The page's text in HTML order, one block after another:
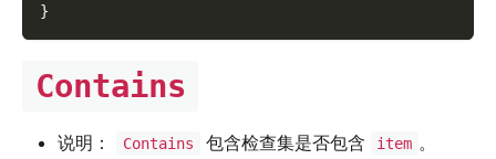
}
Contains
说明： Contains 包含检查集是否包含 item 。